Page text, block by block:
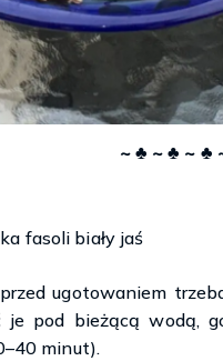
~ ♣ ~ ♣ ~ ♣
fasoli biały jaś
ugotowaniem
je pod bieżącą wodą,
minut).